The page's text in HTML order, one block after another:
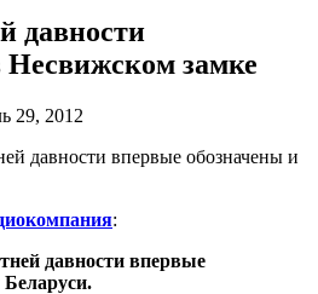
давности
Несвижском замке
29, 2012
давности впервые обозначены и
:
давности впервые
Беларуси.